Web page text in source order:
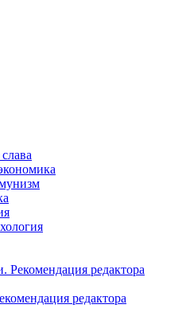
Рекомендация редактора
редактора